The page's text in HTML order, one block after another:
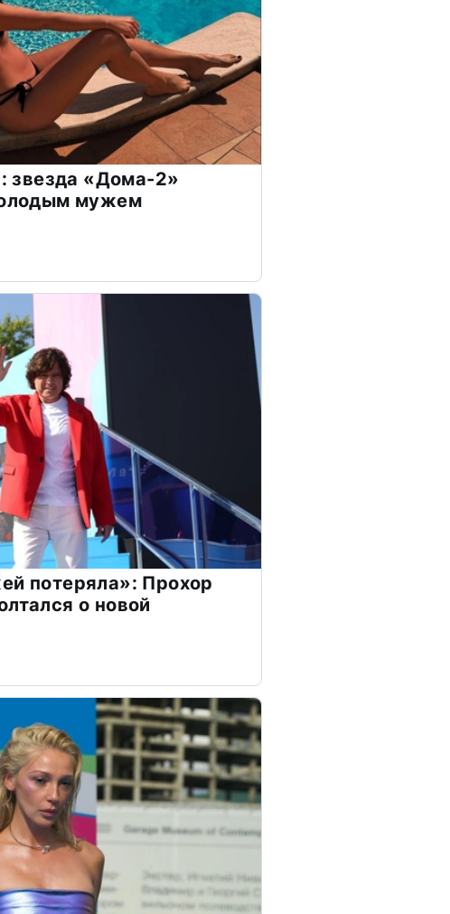
звезда «Дома-2»
мужем
потеряла»: Прохор
о новой